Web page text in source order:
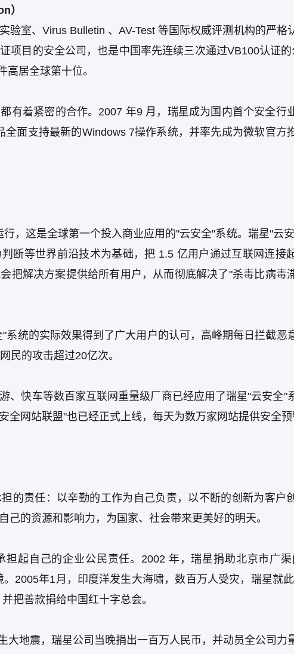
）
验室、Virus Bulletin 、AV-Test 等国际权威评测机构的严格
项目的安全公司，也是中国率先连续三次通过VB100认证
高居全球第十位。
有着紧密的合作。2007 年9 月，瑞星成为国内首个安全行
面支持最新的Windows 7操作系统，并率先成为微软官方
，这是全球第一个投入商业应用的"云安全"系统。瑞星"云
断等世界前沿技术为基础，把 1.5 亿用户通过互联网连接
把解决方案提供给所有用户，从而彻底解决了"杀毒比病毒
系统的实际效果得到了广大用户的认可，高峰期每日拦截恶
民的攻击超过20亿次。
、快车等数百家互联网重量级厂商已经应用了瑞星"云安全"
全网站联盟"也已经正式上线，每天为数万家网站提供安全预
的责任：以辛勤的工作为自己负责，以不断的创新为客户
己的资源和影响力，为国家、社会带来更美好的明天。
担起自己的企业公民责任。2002 年，瑞星捐助北京市广
2005年1月，印度洋发生大海啸，数百万人受灾，瑞星就
把善款捐给中国红十字总会。
大地震，瑞星公司当晚捐出一百万人民币，并动员全公司力